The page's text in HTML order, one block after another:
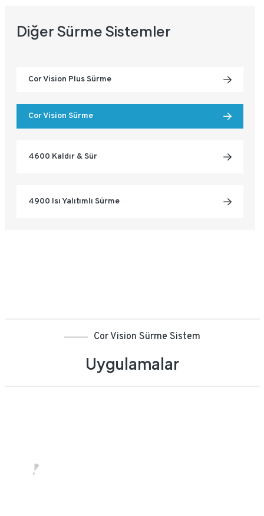
Diğer Sürme Sistemler
Cor Vision Plus Sürme
Cor Vision Sürme
4600 Kaldır & Sür
4900 Isı Yalıtımlı Sürme
Cor Vision Sürme Sistem
Uygulamalar